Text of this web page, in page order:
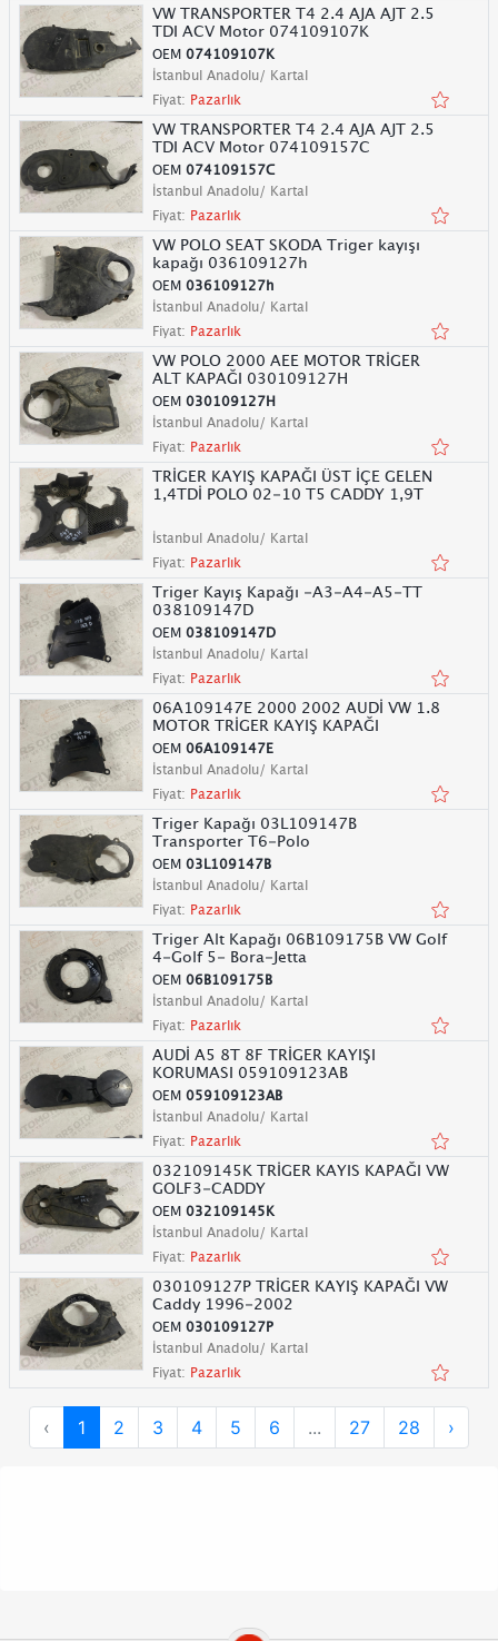
VW TRANSPORTER T4 2.4 AJA AJT 2.5
TDI ACV Motor 074109107K
OEM 074109107K
İstanbul Anadolu/ Kartal
Fiyat: Pazarlık
VW TRANSPORTER T4 2.4 AJA AJT 2.5
TDI ACV Motor 074109157C
OEM 074109157C
İstanbul Anadolu/ Kartal
Fiyat: Pazarlık
VW POLO SEAT SKODA Triger kayışı
kapağı 036109127h
OEM 036109127h
İstanbul Anadolu/ Kartal
Fiyat: Pazarlık
VW POLO 2000 AEE MOTOR TRİGER
ALT KAPAĞI 030109127H
OEM 030109127H
İstanbul Anadolu/ Kartal
Fiyat: Pazarlık
TRİGER KAYIŞ KAPAĞI ÜST İÇE GELEN
1,4TDİ POLO 02-10 T5 CADDY 1,9T
İstanbul Anadolu/ Kartal
Fiyat: Pazarlık
Triger Kayış Kapağı -A3-A4-A5-TT
038109147D
OEM 038109147D
İstanbul Anadolu/ Kartal
Fiyat: Pazarlık
06A109147E 2000 2002 AUDİ VW 1.8
MOTOR TRİGER KAYIŞ KAPAĞI
OEM 06A109147E
İstanbul Anadolu/ Kartal
Fiyat: Pazarlık
Triger Kapağı 03L109147B
Transporter T6-Polo
OEM 03L109147B
İstanbul Anadolu/ Kartal
Fiyat: Pazarlık
Triger Alt Kapağı 06B109175B VW Golf
4-Golf 5- Bora-Jetta
OEM 06B109175B
İstanbul Anadolu/ Kartal
Fiyat: Pazarlık
AUDİ A5 8T 8F TRİGER KAYIŞI
KORUMASI 059109123AB
OEM 059109123AB
İstanbul Anadolu/ Kartal
Fiyat: Pazarlık
032109145K TRİGER KAYIS KAPAĞI VW
GOLF3-CADDY
OEM 032109145K
İstanbul Anadolu/ Kartal
Fiyat: Pazarlık
030109127P TRİGER KAYIŞ KAPAĞI VW
Caddy 1996-2002
OEM 030109127P
İstanbul Anadolu/ Kartal
Fiyat: Pazarlık
‹ 1 2 3 4 5 6 ... 27 28 ›